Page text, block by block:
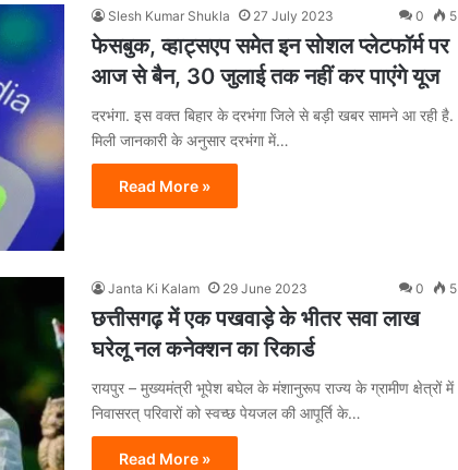
Slesh Kumar Shukla 27 July 2023 0 5
फेसबुक, व्हाट्सएप समेत इन सोशल प्लेटफॉर्म पर
आज से बैन, 30 जुलाई तक नहीं कर पाएंगे यूज
दरभंगा. इस वक्त बिहार के दरभंगा जिले से बड़ी खबर सामने आ रही है.
मिली जानकारी के अनुसार दरभंगा में…
Read More »
Janta Ki Kalam 29 June 2023 0 5
छत्तीसगढ़ में एक पखवाड़े के भीतर सवा लाख
घरेलू नल कनेक्शन का रिकार्ड
रायपुर – मुख्यमंत्री भूपेश बघेल के मंशानुरूप राज्य के ग्रामीण क्षेत्रों में
निवासरत् परिवारों को स्वच्छ पेयजल की आपूर्ति के…
Read More »